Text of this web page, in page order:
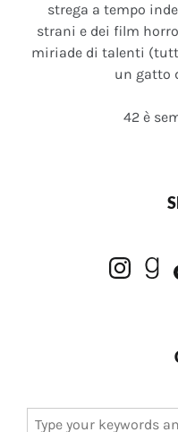
strega a tempo
strani e dei film
miriade di talenti
un gatto
42 è
Instagram